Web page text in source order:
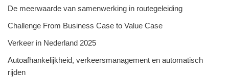
De meerwaarde van samenwerking in routegeleiding
Challenge From Business Case to Value Case
Verkeer in Nederland 2025
Autoafhankelijkheid, verkeersmanagement en automatisch
rijden